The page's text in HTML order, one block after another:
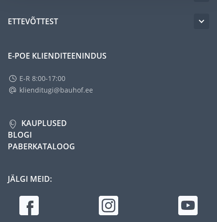
ETTEVÕTTEST
E-POE KLIENDITEENINDUS
E-R 8:00-17:00
klienditugi@bauhof.ee
KAUPLUSED
BLOGI
PABERKATALOOG
JÄLGI MEID: